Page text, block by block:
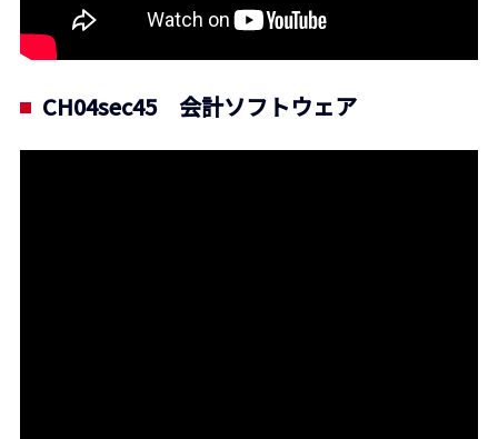
CH04sec45 会計ソフトウェア